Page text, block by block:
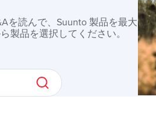
を読んで、Suunto 製品を最大
製品を選択してください。